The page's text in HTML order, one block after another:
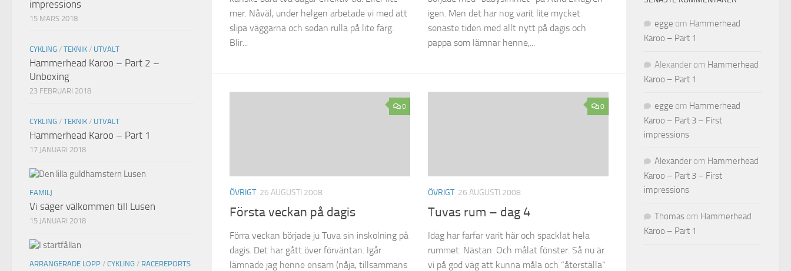
mer. Nåväl, under helgen arbetade vi med att
slipa väggarna och sedan rulla på lite färg.
Blir...
igen. Men det har nog varit lite mycket
senaste tiden med allt nytt på dagis och
pappa som lämnar henne,...
0
ÖVRIGT 26 AUGUSTI 2008
Första veckan på dagis
Förra veckan började ju Tuva sin inskolning på
dagis. Det har gått över förväntan. Igår
lämnade jag henne ensam (nåja, tillsammans
0
ÖVRIGT 26 AUGUSTI 2008
Tuvas rum – dag 4
Idag har farfar varit här och spacklat hela
rummet. Nästan. Och målat fönster. Så nu är
vi på god väg att kunna måla och ”återställa”
impressions
15 MARS 2018
CYKLING / TEKNIK / UTVALT
Hammerhead Karoo – Part 2 –
Unboxing
23 FEBRUARI 2018
CYKLING / TEKNIK / UTVALT
Hammerhead Karoo – Part 1
17 JANUARI 2018
FAMILJ
Vi säger välkommen till Lusen
15 JANUARI 2018
ARRANGERADE LOPP / CYKLING / RACEREPORTS
egge om Hammerhead
Karoo – Part 1
Alexander om Hammerhead
Karoo – Part 1
egge om Hammerhead
Karoo – Part 3 – First
impressions
Alexander om Hammerhead
Karoo – Part 3 – First
impressions
Thomas om Hammerhead
Karoo – Part 1